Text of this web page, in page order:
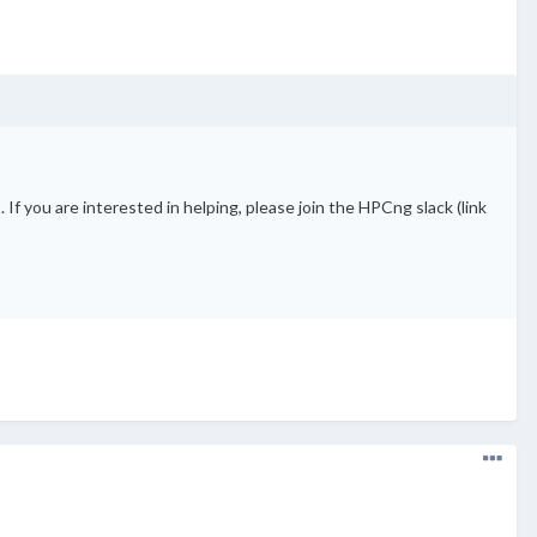
you are interested in helping, please join the HPCng slack (link